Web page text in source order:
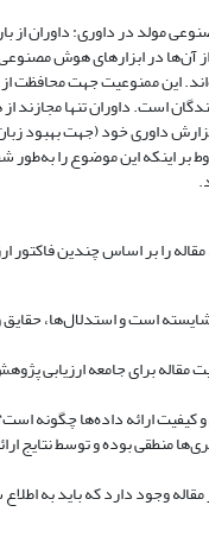
مولد در داوری: داوران از
آن‌ها در ابزارهای هوش مصنوعی
این ممنوعیت جهت محافظت
است. داوران تنها
داوری خود (جهت بهبود
بر اینکه این موضوع را به‌طور
را بر اساس چندین فاکتور
شایسته است و استدلال‌ها،
مقاله برای جامعه ارزیابی
ارائه داده‌ها چگونه
منطقی بوده و توسط نتایج
مقاله وجود دارد که باید به